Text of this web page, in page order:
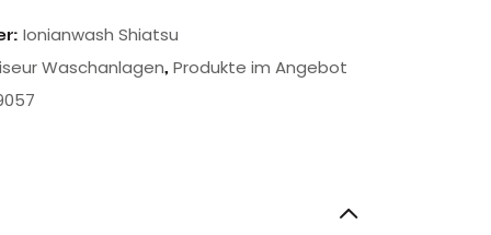
Ionianwash Shiatsu
Waschanlagen, Produkte im Angebot